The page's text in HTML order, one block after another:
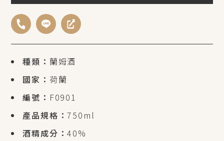
種類： 蘭姆酒
國家： 荷蘭
編號： F0901
產品規格：750ml
酒精成分：40%